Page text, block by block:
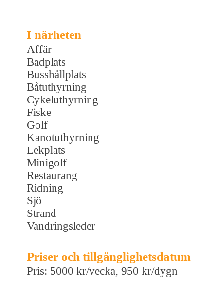
I närheten
Affär
Badplats
Busshållplats
Båtuthyrning
Cykeluthyrning
Fiske
Golf
Kanotuthyrning
Lekplats
Minigolf
Restaurang
Ridning
Sjö
Strand
Vandringsleder
Priser och tillgänglighetsdatum
Pris: 5000 kr/vecka, 950 kr/dygn